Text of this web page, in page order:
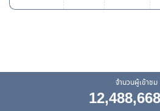
จำนวนผู้เข้าชม